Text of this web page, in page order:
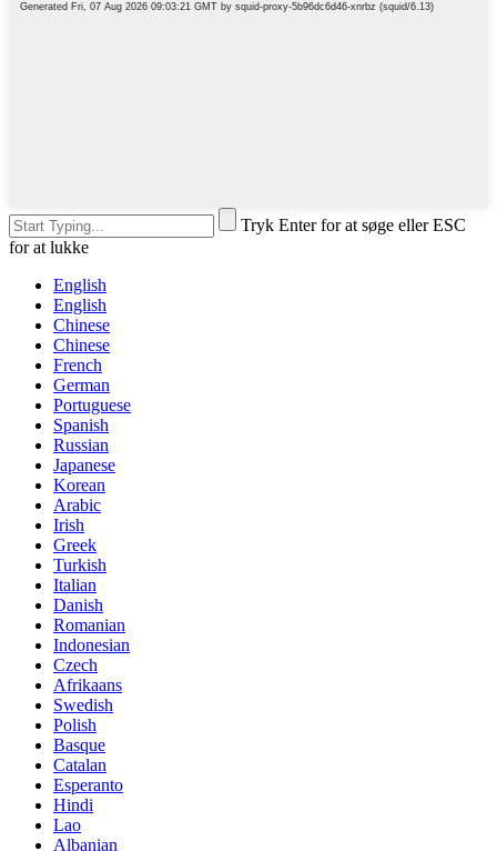
Tryk Enter for at søge eller ESC
for at lukke
English
English
Chinese
Chinese
French
German
Portuguese
Spanish
Russian
Japanese
Korean
Arabic
Irish
Greek
Turkish
Italian
Danish
Romanian
Indonesian
Czech
Afrikaans
Swedish
Polish
Basque
Catalan
Esperanto
Hindi
Lao
Albanian